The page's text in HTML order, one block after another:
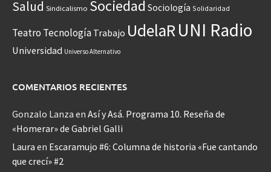
Salud Sindicalismo Sociedad Sociología Solidaridad
Teatro Tecnología Trabajo UdelaRUNI Radio
Universidad Universo Alternativo
COMENTARIOS RECIENTES
Gonzalo Lanza en Así y Asá. Programa 10. Reseña de
«Homerar» de Gabriel Galli
Laura en Escaramujo #6: Columna de historia «Fue cantando
que crecí» #2